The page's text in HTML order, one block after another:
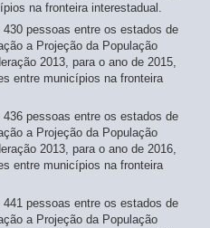
na fronteira interestadual.
pessoas entre os estados de
a Projeção da População
2013, para o ano de 2015,
entre municípios na fronteira
pessoas entre os estados de
a Projeção da População
2013, para o ano de 2016,
entre municípios na fronteira
pessoas entre os estados de
a Projeção da População